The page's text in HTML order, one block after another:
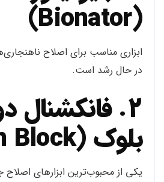
(Bionator)
ابزاری مناسب برای اصلاح
در حال رشد است.
2. فانکشنال
بلوک (Twin Block)
یکی از محبوب‌ترین ابزارهای